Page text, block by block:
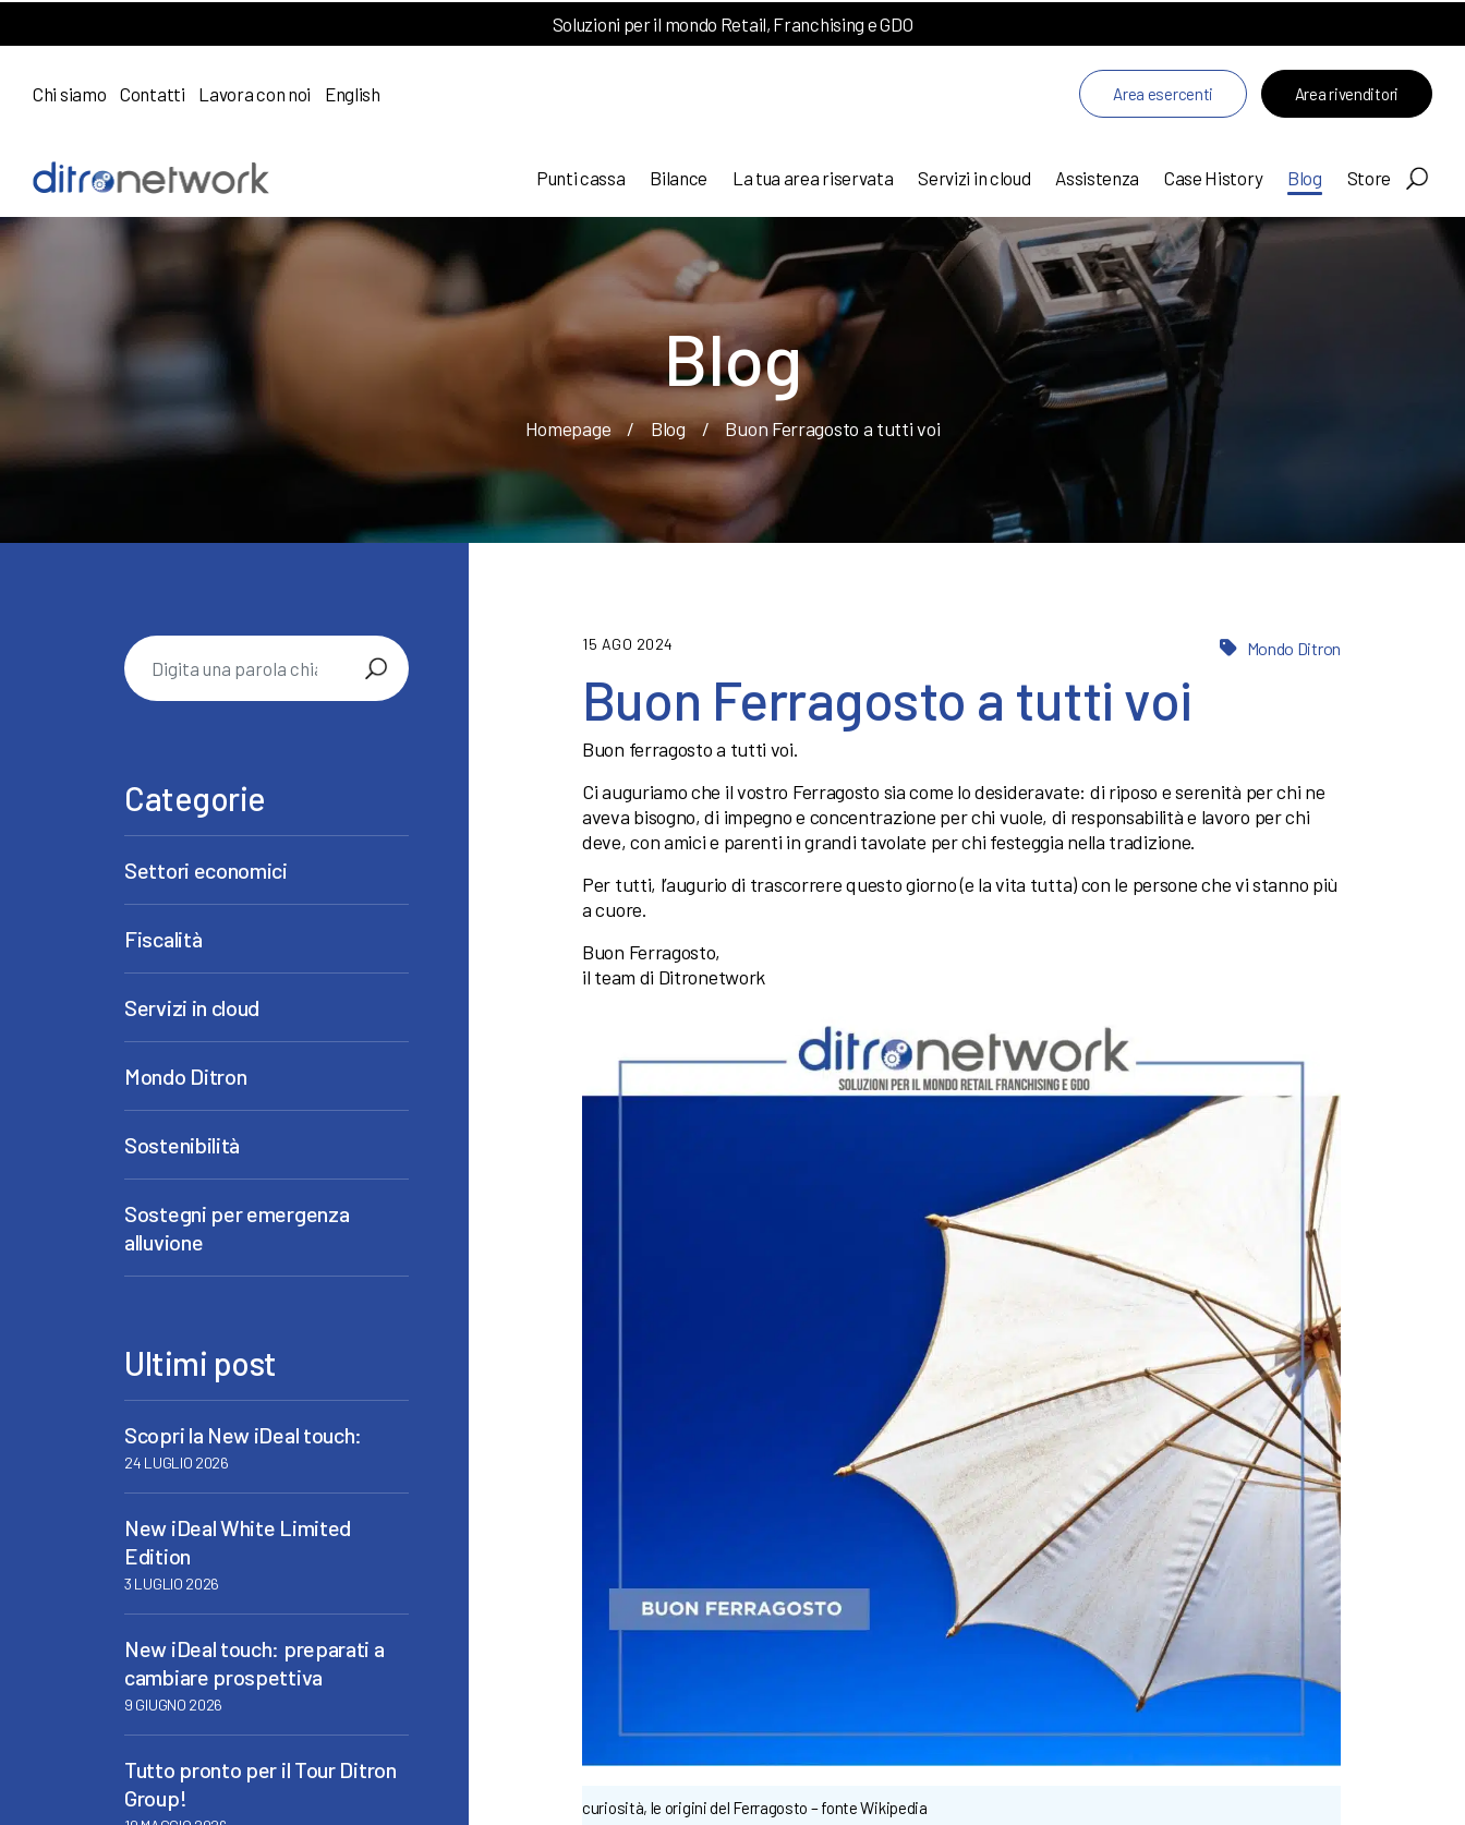
Soluzioni per il mondo Retail, Franchising e GDO
Chi siamo Contatti Lavora con noi English Area esercenti Area rivenditori
Punti cassa Bilance La tua area riservata Servizi in cloud Assistenza Case History Blog Store
Blog
Homepage / Blog / Buon Ferragosto a tutti voi
15 AGO 2024 Mondo Ditron
Buon Ferragosto a tutti voi
Buon ferragosto a tutti voi.
Ci auguriamo che il vostro Ferragosto sia come lo desideravate: di riposo e serenità per chi ne
aveva bisogno, di impegno e concentrazione per chi vuole, di responsabilità e lavoro per chi
deve, con amici e parenti in grandi tavolate per chi festeggia nella tradizione.
Per tutti, l’augurio di trascorrere questo giorno (e la vita tutta) con le persone che vi stanno più
a cuore.
Buon Ferragosto,
il team di Ditronetwork
curiosità, le origini del Ferragosto – fonte Wikipedia
Categorie
Settori economici
Fiscalità
Servizi in cloud
Mondo Ditron
Sostenibilità
Sostegni per emergenza
alluvione
Ultimi post
Scopri la New iDeal touch:
24 LUGLIO 2026
New iDeal White Limited
Edition
3 LUGLIO 2026
New iDeal touch: preparati a
cambiare prospettiva
9 GIUGNO 2026
Tutto pronto per il Tour Ditron
Group!